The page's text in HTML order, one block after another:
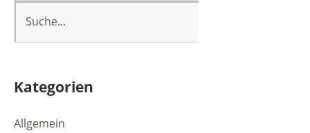
Kategorien
Allgemein